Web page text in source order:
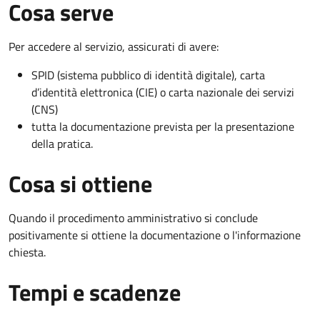
Cosa serve
Per accedere al servizio, assicurati di avere:
SPID (sistema pubblico di identità digitale), carta
d’identità elettronica (CIE) o carta nazionale dei servizi
(CNS)
tutta la documentazione prevista per la presentazione
della pratica.
Cosa si ottiene
Quando il procedimento amministrativo si conclude
positivamente si ottiene la documentazione o l'informazione
chiesta.
Tempi e scadenze